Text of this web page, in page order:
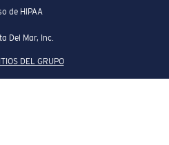
de HIPAA
Del Mar, Inc.
DEL GRUPO